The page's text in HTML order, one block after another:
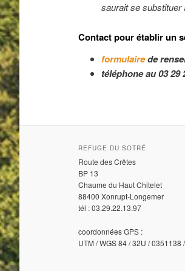
saurait se substituer
Contact pour établir un
formulairede
téléphone au 03 29
REFUGE DU SOTRÉ
Route des Crêtes
BP 13
Chaume du Haut Chitelet
88400 Xonrupt-Longemer
tél : 03.29.22.13.97
coordonnées GPS :
UTM / WGS 84 / 32U / 0351138